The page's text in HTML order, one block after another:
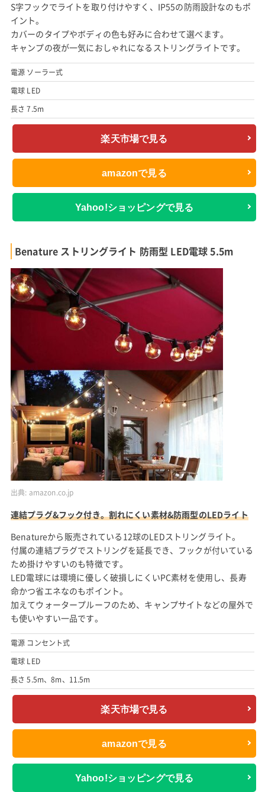
S字フックでライトを取り付けやすく、IP55の防雨設計なのもポ
イント。
カバーのタイプやボディの色も好みに合わせて選べます。
キャンプの夜が一気におしゃれになるストリングライトです。
電源 ソーラー式
電球 LED
長さ 7.5m
楽天市場で見る
amazonで見る
Yahoo!ショッピングで見る
Benature ストリングライト 防雨型 LED電球 5.5m
出典: amazon.co.jp
連結プラグ&フック付き。割れにくい素材&防雨型のLEDライト
Benatureから販売されている12球のLEDストリングライト。
付属の連結プラグでストリングを延長でき、フックが付いている
ため掛けやすいのも特徴です。
LED電球には環境に優しく破損しにくいPC素材を使用し、長寿
命かつ省エネなのもポイント。
加えてウォータープルーフのため、キャンプサイトなどの屋外で
も使いやすい一品です。
電源 コンセント式
電球 LED
長さ 5.5m、8m、11.5m
楽天市場で見る
amazonで見る
Yahoo!ショッピングで見る